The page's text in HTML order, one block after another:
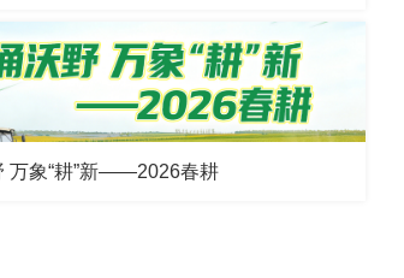
万象“耕”新——2026春耕